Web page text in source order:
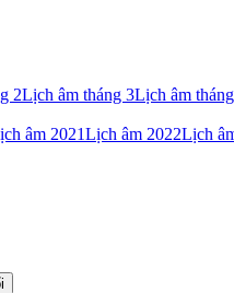
2Lịch âm tháng 3Lịch âm
âm 2021Lịch âm 2022Lịch